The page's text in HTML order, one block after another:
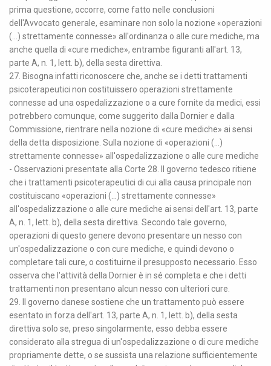
prima questione, occorre, come fatto nelle conclusioni
dell'Avvocato generale, esaminare non solo la nozione «operazioni
(...) strettamente connesse» all'ordinanza o alle cure mediche, ma
anche quella di «cure mediche», entrambe figuranti all'art. 13,
parte A, n. 1, lett. b), della sesta direttiva.
27. Bisogna infatti riconoscere che, anche se i detti trattamenti
psicoterapeutici non costituissero operazioni strettamente
connesse ad una ospedalizzazione o a cure fornite da medici, essi
potrebbero comunque, come suggerito dalla Dornier e dalla
Commissione, rientrare nella nozione di «cure mediche» ai sensi
della detta disposizione. Sulla nozione di «operazioni (...)
strettamente connesse» all'ospedalizzazione o alle cure mediche
- Osservazioni presentate alla Corte 28. Il governo tedesco ritiene
che i trattamenti psicoterapeutici di cui alla causa principale non
costituiscano «operazioni (...) strettamente connesse»
all'ospedalizzazione o alle cure mediche ai sensi dell'art. 13, parte
A, n. 1, lett. b), della sesta direttiva. Secondo tale governo,
operazioni di questo genere devono presentare un nesso con
un'ospedalizzazione o con cure mediche, e quindi devono o
completare tali cure, o costituirne il presupposto necessario. Esso
osserva che l'attività della Dornier è in sé completa e che i detti
trattamenti non presentano alcun nesso con ulteriori cure.
29. Il governo danese sostiene che un trattamento può essere
esentato in forza dell'art. 13, parte A, n. 1, lett. b), della sesta
direttiva solo se, preso singolarmente, esso debba essere
considerato alla stregua di un'ospedalizzazione o di cure mediche
propriamente dette, o se sussista una relazione sufficientemente